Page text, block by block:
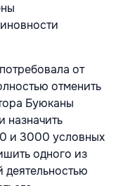
от
отменить
Буюканы
назначить
и 3000 условных
одного из
деятельностью